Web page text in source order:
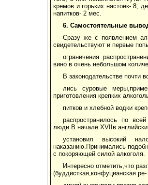
кремов и горьких настоек- 8,
напитков- 2 мес.
6. Самостоятельные
Сразу же с появлением
свидетельствуют и первые
ограничения
вино в очень небольшом
В законодательстве почти
лись суровые
приготовления крепких
питков и хлебной водки
распространилось по
люди.В начале XVIIв
установил высокий
наказанию.Принимались
с покоряющей си­лой алкоголя.
Интересно отметить,что
(буддисткая,конфуцианская ре-